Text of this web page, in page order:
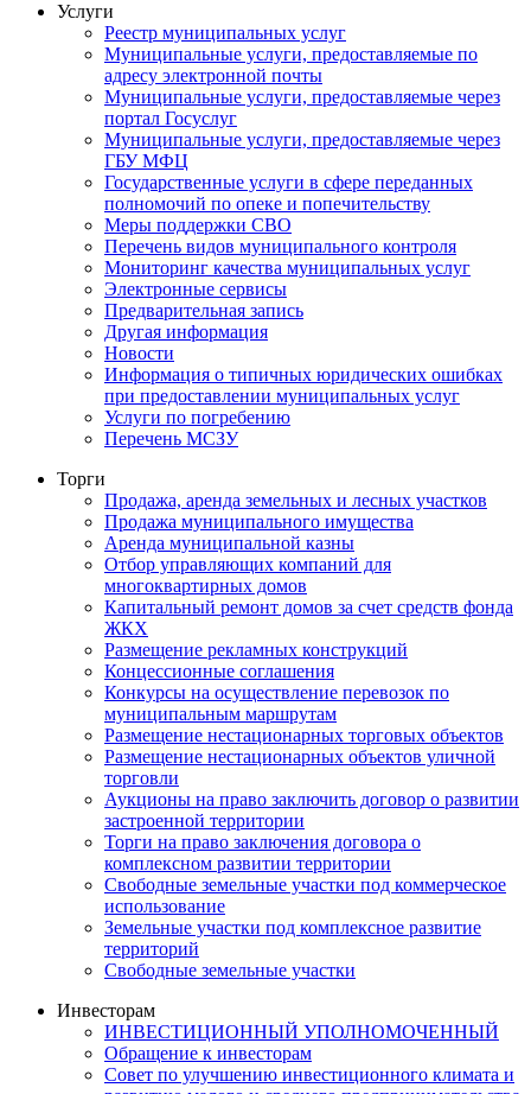
Услуги
Реестр муниципальных услуг
Муниципальные услуги, предоставляемые по
адресу электронной почты
Муниципальные услуги, предоставляемые через
портал Госуслуг
Муниципальные услуги, предоставляемые через
ГБУ МФЦ
Государственные услуги в сфере переданных
полномочий по опеке и попечительству
Меры поддержки СВО
Перечень видов муниципального контроля
Мониторинг качества муниципальных услуг
Электронные сервисы
Предварительная запись
Другая информация
Новости
Информация о типичных юридических ошибках
при предоставлении муниципальных услуг
Услуги по погребению
Перечень МСЗУ
Торги
Продажа, аренда земельных и лесных участков
Продажа муниципального имущества
Аренда муниципальной казны
Отбор управляющих компаний для
многоквартирных домов
Капитальный ремонт домов за счет средств фонда
ЖКХ
Размещение рекламных конструкций
Концессионные соглашения
Конкурсы на осуществление перевозок по
муниципальным маршрутам
Размещение нестационарных торговых объектов
Размещение нестационарных объектов уличной
торговли
Аукционы на право заключить договор о развитии
застроенной территории
Торги на право заключения договора о
комплексном развитии территории
Свободные земельные участки под коммерческое
использование
Земельные участки под комплексное развитие
территорий
Свободные земельные участки
Инвесторам
ИНВЕСТИЦИОННЫЙ УПОЛНОМОЧЕННЫЙ
Обращение к инвесторам
Совет по улучшению инвестиционного климата и